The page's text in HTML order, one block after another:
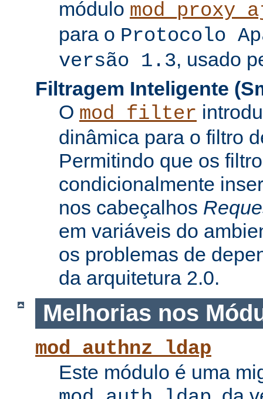
módulo
para o Protocolo
versão 1.3, usado
Filtragem Inteligente
O mod_filter
dinâmica para o filtro
Permitindo que os
condicionalmente
nos cabeçalhos
em variáveis do
os problemas de
da arquitetura 2.0.
Melhorias nos
mod_authnz_ldap
Este módulo é uma